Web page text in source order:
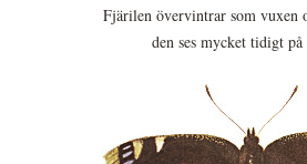
Fjärilen övervintrar som vuxen
den ses mycket tidigt på